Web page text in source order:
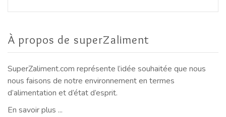
À propos de superZaliment
SuperZaliment.com représente l’idée souhaitée que nous
nous faisons de notre environnement en termes
d’alimentation et d’état d’esprit.
En savoir plus ...